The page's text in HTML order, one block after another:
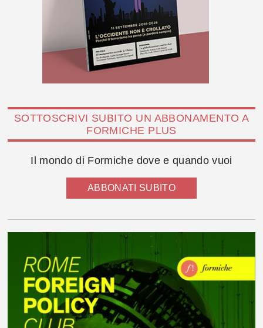
SOTTOSCRIVI SUBITO UN ABBONAMENTO A
FORMICHE PLUS
Il mondo di Formiche dove e quando vuoi
ABBONATI SUBITO